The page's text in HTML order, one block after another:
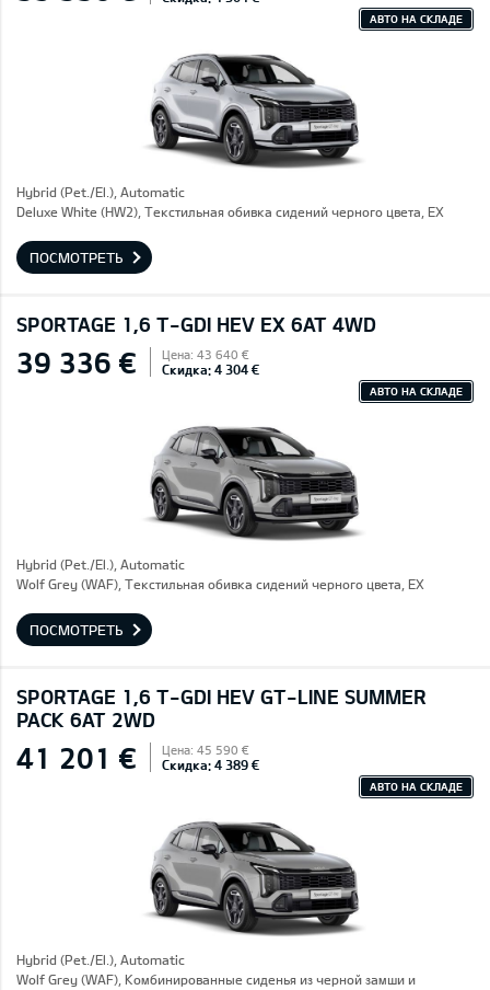
АВТО НА СКЛАДЕ
Hybrid (Pet./El.), Automatic
Deluxe White (HW2), Текстильная обивка сидений черного цвета, EX
ПОСМОТРЕТЬ
SPORTAGE 1,6 T-GDI HEV EX 6AT 4WD
39 336 € Цена: 43 640 €
Скидка: 4 304 €
АВТО НА СКЛАДЕ
Hybrid (Pet./El.), Automatic
Wolf Grey (WAF), Текстильная обивка сидений черного цвета, EX
ПОСМОТРЕТЬ
SPORTAGE 1,6 T-GDI HEV GT-LINE SUMMER
PACK 6AT 2WD
41 201 € Цена: 45 590 €
Скидка: 4 389 €
АВТО НА СКЛАДЕ
Hybrid (Pet./El.), Automatic
Wolf Grey (WAF), Комбинированные сиденья из черной замши и